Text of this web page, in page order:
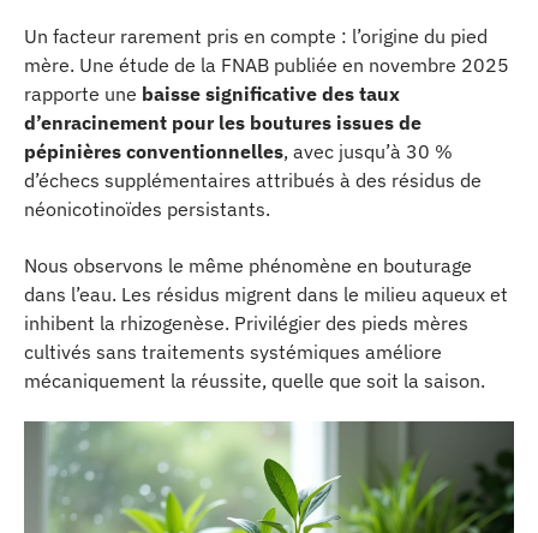
Un facteur rarement pris en compte : l’origine du pied
mère. Une étude de la FNAB publiée en novembre 2025
rapporte une baisse significative des taux
d’enracinement pour les boutures issues de
pépinières conventionnelles, avec jusqu’à 30 %
d’échecs supplémentaires attribués à des résidus de
néonicotinoïdes persistants.
Nous observons le même phénomène en bouturage
dans l’eau. Les résidus migrent dans le milieu aqueux et
inhibent la rhizogenèse. Privilégier des pieds mères
cultivés sans traitements systémiques améliore
mécaniquement la réussite, quelle que soit la saison.